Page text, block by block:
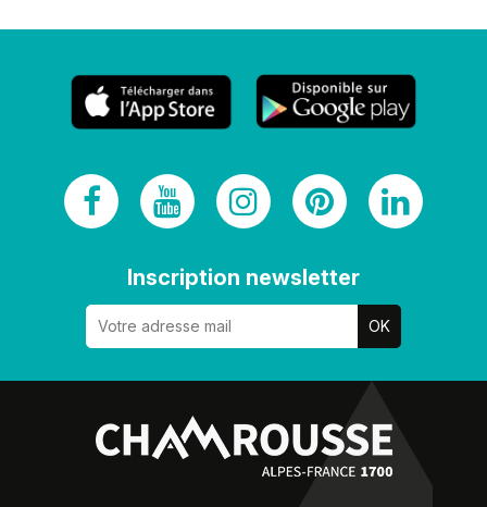
Inscription newsletter